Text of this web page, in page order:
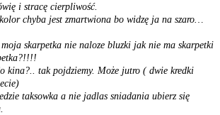
i stracę cierpliwość.
chyba jest zmartwiona bo widzę ja na szaro…
skarpetka nie naloze bluzki jak nie ma skarpetki
kina?.. tak pojdziemy. Może jutro ( dwie kredki
taksowka a nie jadlas sniadania ubierz się